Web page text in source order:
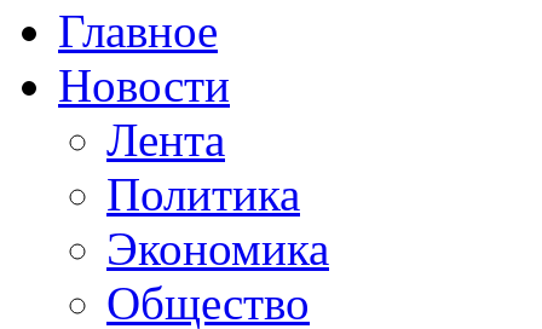
Главное
Новости
Лента
Политика
Экономика
Общество